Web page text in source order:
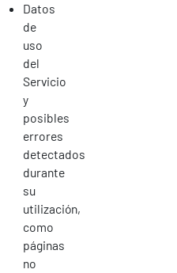
Datos
de
uso
del
Servicio
y
posibles
errores
detectados
durante
su
utilización,
como
páginas
no